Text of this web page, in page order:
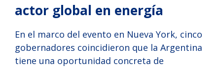
actor global en energía
En el marco del evento en Nueva York, cinco
gobernadores coincidieron que la Argentina
tiene una oportunidad concreta de